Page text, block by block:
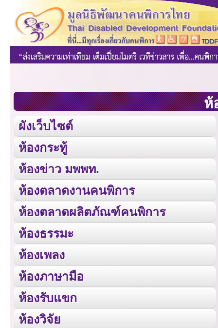
ห้
ผังเว็บไซต์
ห้องกระทู้
ห้องข่าว มพพท.
ห้องตลาดงานคนพิการ
ห้องตลาดผลิตภัณฑ์คนพิการ
ห้องธรรมะ
ห้องเพลง
ห้องภาษามือ
ห้องรับแขก
ห้องวิจัย